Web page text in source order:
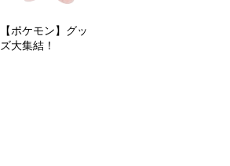
【ポケモン】グッ
ズ大集結！